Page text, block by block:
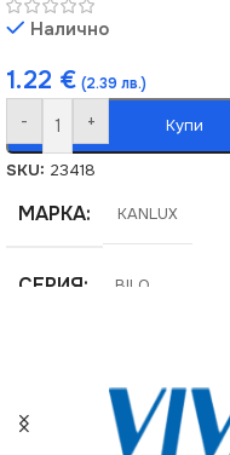
Налично
1.22 € (2.39 лв.)
- + Купи
SKU: 23418
МАРКА KANLUX
СЕРИЯ BILO